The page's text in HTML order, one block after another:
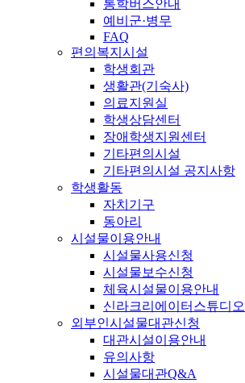
통학버스안내
예비군·병무
FAQ
편의복지시설
학생회관
생활관(기숙사)
의료지원실
학생상담센터
장애학생지원센터
기타편의시설
기타편의시설 공지사항
학생활동
자치기구
동아리
시설물이용안내
시설물사용신청
시설물보수신청
체육시설물이용안내
신라크리에이터스튜디오
외부인시설물대관신청
대관시설이용안내
유의사항
시설물대관Q&A